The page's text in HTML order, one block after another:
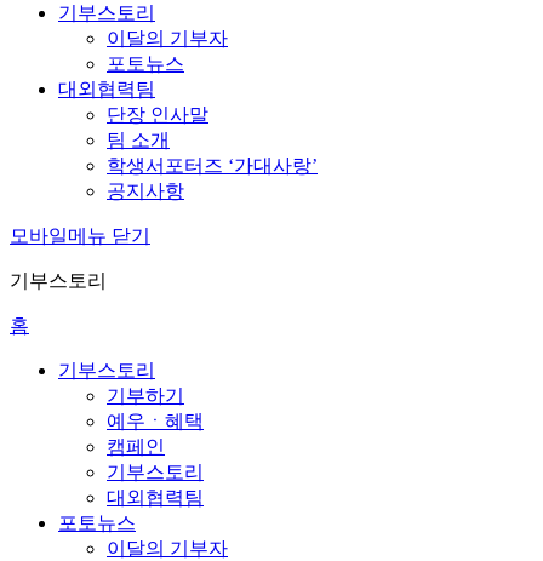
기부스토리
이달의 기부자
포토뉴스
대외협력팀
단장 인사말
팀 소개
학생서포터즈 ‘가대사랑’
공지사항
모바일메뉴 닫기
기부스토리
홈
기부스토리
기부하기
예우ㆍ혜택
캠페인
기부스토리
대외협력팀
포토뉴스
이달의 기부자